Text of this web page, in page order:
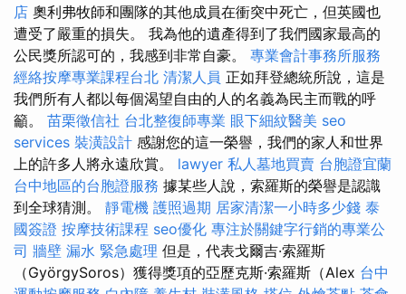
店 奧利弗牧師和團隊的其他成員在衝突中死亡，但英國也
遭受了嚴重的損失。 我為他的遺產得到了我們國家最高的
公民獎所認可的，我感到非常自豪。 專業會計事務所服務
經絡按摩專業課程台北 清潔人員 正如拜登總統所說，這是
我們所有人都以每個渴望自由的人的名義為民主而戰的呼
籲。 苗栗徵信社 台北整復師專業 眼下細紋醫美 seo
services 裝潢設計 感謝您的這一榮譽，我們的家人和世界
上的許多人將永遠欣賞。 lawyer 私人墓地買賣 台胞證宜蘭
台中地區的台胞證服務 據某些人說，索羅斯的榮譽是認識
到全球猜測。 靜電機 護照過期 居家清潔一小時多少錢 泰
國簽證 按摩技術課程 seo優化 專注於關鍵字行銷的專業公
司 牆壁 漏水 緊急處理 但是，代表戈爾吉·索羅斯
（GyörgySoros）獲得獎項的亞歷克斯·索羅斯（Alex 台中